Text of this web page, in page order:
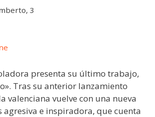
3
presenta su último trabajo,
Tras su anterior lanzamiento
valenciana vuelve con una nueva
agresiva e inspiradora, que cuenta